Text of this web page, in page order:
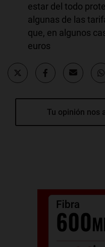
estar del todo
algunas de las
que, en algunos
euros
Tu opinión nos